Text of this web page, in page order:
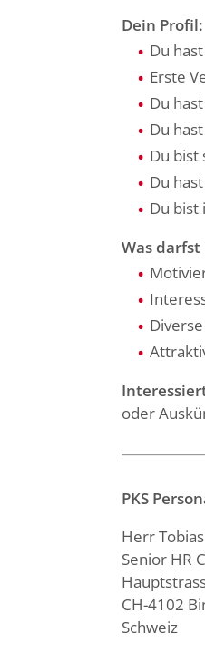
Dein Profil:
Du
Erste
Du
Du
Du bist
Du
Du bist
Was
oder
PKS
Herr
Senior HR
CH-4102
Schweiz